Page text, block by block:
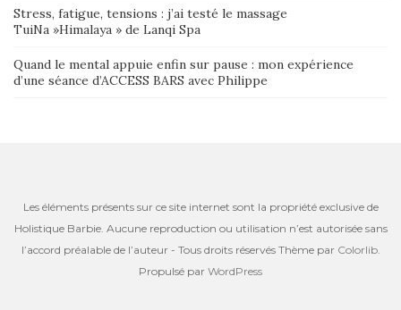
Stress, fatigue, tensions : j’ai testé le massage
TuiNa »Himalaya » de Lanqi Spa
Quand le mental appuie enfin sur pause : mon expérience
d’une séance d’ACCESS BARS avec Philippe
Les éléments présents sur ce site internet sont la propriété exclusive de
Holistique Barbie. Aucune reproduction ou utilisation n’est autorisée sans
l’accord préalable de l’auteur - Tous droits réservés Thème par Colorlib.
Propulsé par WordPress